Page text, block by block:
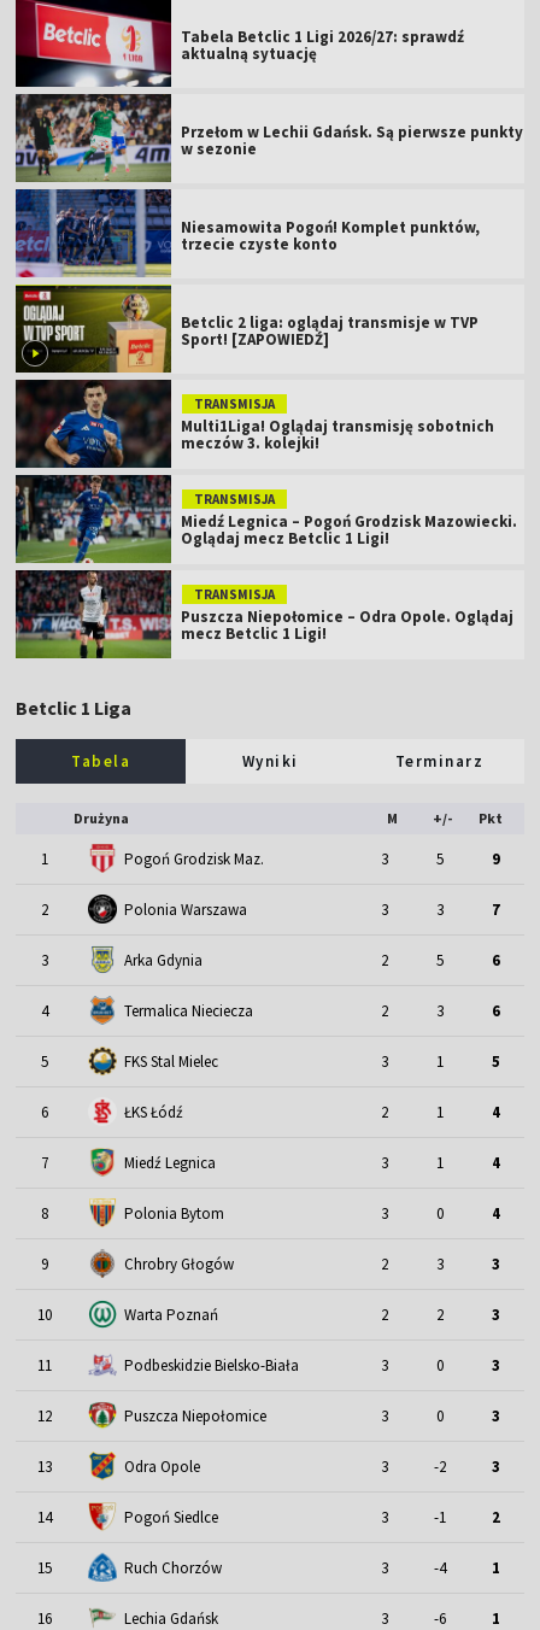
Tabela Betclic 1 Ligi 2026/27: sprawdź
aktualną sytuację
Przełom w Lechii Gdańsk. Są pierwsze punkty
w sezonie
Niesamowita Pogoń! Komplet punktów,
trzecie czyste konto
Betclic 2 liga: oglądaj transmisje w TVP
Sport! [ZAPOWIEDŹ]
TRANSMISJA
Multi1Liga! Oglądaj transmisję sobotnich
meczów 3. kolejki!
TRANSMISJA
Miedź Legnica – Pogoń Grodzisk Mazowiecki.
Oglądaj mecz Betclic 1 Ligi!
TRANSMISJA
Puszcza Niepołomice – Odra Opole. Oglądaj
mecz Betclic 1 Ligi!
Betclic 1 Liga
Tabela Wyniki Terminarz
Drużyna M +/- Pkt
1 Pogoń Grodzisk Maz. 3 5 9
2 Polonia Warszawa 3 3 7
3 Arka Gdynia 2 5 6
4 Termalica Nieciecza 2 3 6
5 FKS Stal Mielec 3 1 5
6 ŁKS Łódź 2 1 4
7 Miedź Legnica 3 1 4
8 Polonia Bytom 3 0 4
9 Chrobry Głogów 2 3 3
10 Warta Poznań 2 2 3
11 Podbeskidzie Bielsko-Biała 3 0 3
12 Puszcza Niepołomice 3 0 3
13 Odra Opole 3 -2 3
14 Pogoń Siedlce 3 -1 2
15 Ruch Chorzów 3 -4 1
16 Lechia Gdańsk 3 -6 1